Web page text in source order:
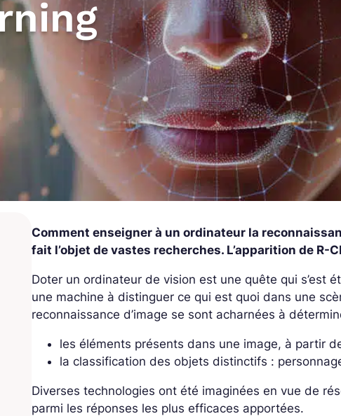
Comment enseigner à un ordinateur la
fait l’objet de vastes recherches. L’apparition de
Doter un ordinateur de vision est une quête qui s’est
une machine à distinguer ce qui est quoi dans une
reconnaissance d’image se sont acharnées à
les éléments présents dans une image, à partir
la classification des objets distinctifs :
Diverses technologies ont été imaginées en vue de
parmi les réponses les plus efficaces apportées.